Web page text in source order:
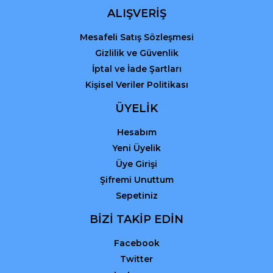
ALIŞVERİŞ
Mesafeli Satış Sözleşmesi
Gizlilik ve Güvenlik
İptal ve İade Şartları
Kişisel Veriler Politikası
ÜYELİK
Hesabım
Yeni Üyelik
Üye Girişi
Şifremi Unuttum
Sepetiniz
BİZİ TAKİP EDİN
Facebook
Twitter